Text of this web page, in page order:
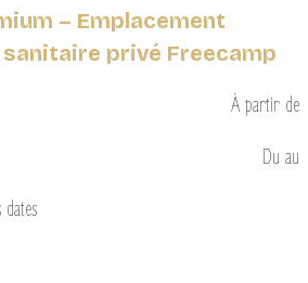
– Emplacement
sanitaire privé Freecamp
À partir de
Du au
dates